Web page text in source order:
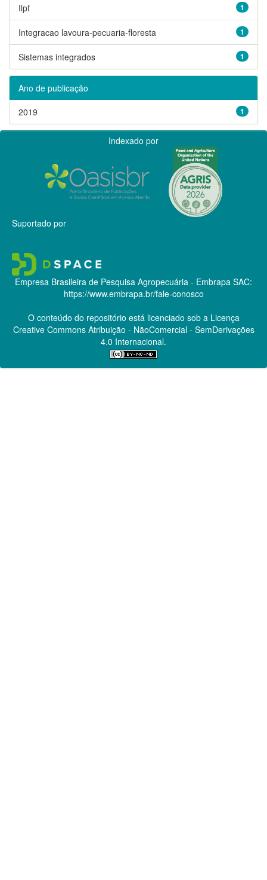
1
Ilpf
1
Integracao lavoura-pecuaria-floresta
1
Sistemas integrados
Ano de publicação
1
2019
Indexado por
Suportado por
Empresa Brasileira de Pesquisa Agropecuária - Embrapa SAC:
https://www.embrapa.br/fale-conosco
O conteúdo do repositório está licenciado sob a Licença
Creative CommonsAtribuição - NãoComercial - SemDerivações
4.0 Internacional.